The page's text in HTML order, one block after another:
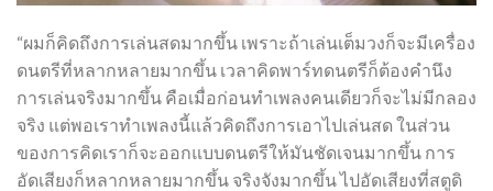
“ผมก็คิดถึงการเล่นสดมากขึ้น เพราะถ้าเล่นเต็มวงก็จะมีเครื่อง
ดนตรีที่หลากหลายมากขึ้น เวลาคิดพาร์ทดนตรีก็ต้องคำนึง
การเล่นจริงมากขึ้น คือเมื่อก่อนทำเพลงคนเดียวก็จะไม่มีกลอง
จริง แต่พอเราทำเพลงนี้แล้วคิดถึงการเอาไปเล่นสด ในส่วน
ของการคิดเราก็จะออกแบบดนตรีให้มันชัดเจนมากขึ้น การ
อัดเสียงก็หลากหลายมากขึ้น จริงจังมากขึ้น ไปอัดเสียงที่สตูดิ